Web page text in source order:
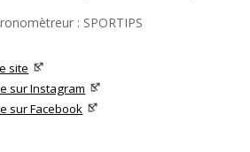
: SPORTIPS
site
sur Instagram
sur Facebook